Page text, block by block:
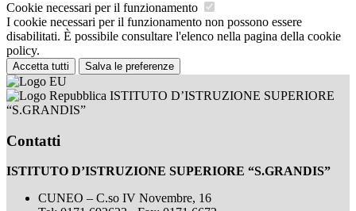
Cookie necessari per il funzionamento
I cookie necessari per il funzionamento non possono essere
disabilitati. È possibile consultare l'elenco nella pagina della cookie
policy.
Accetta tutti Salva le preferenze
ISTITUTO D’ISTRUZIONE SUPERIORE
“S.GRANDIS”
Contatti
ISTITUTO D’ISTRUZIONE SUPERIORE “S.GRANDIS”
CUNEO – C.so IV Novembre, 16